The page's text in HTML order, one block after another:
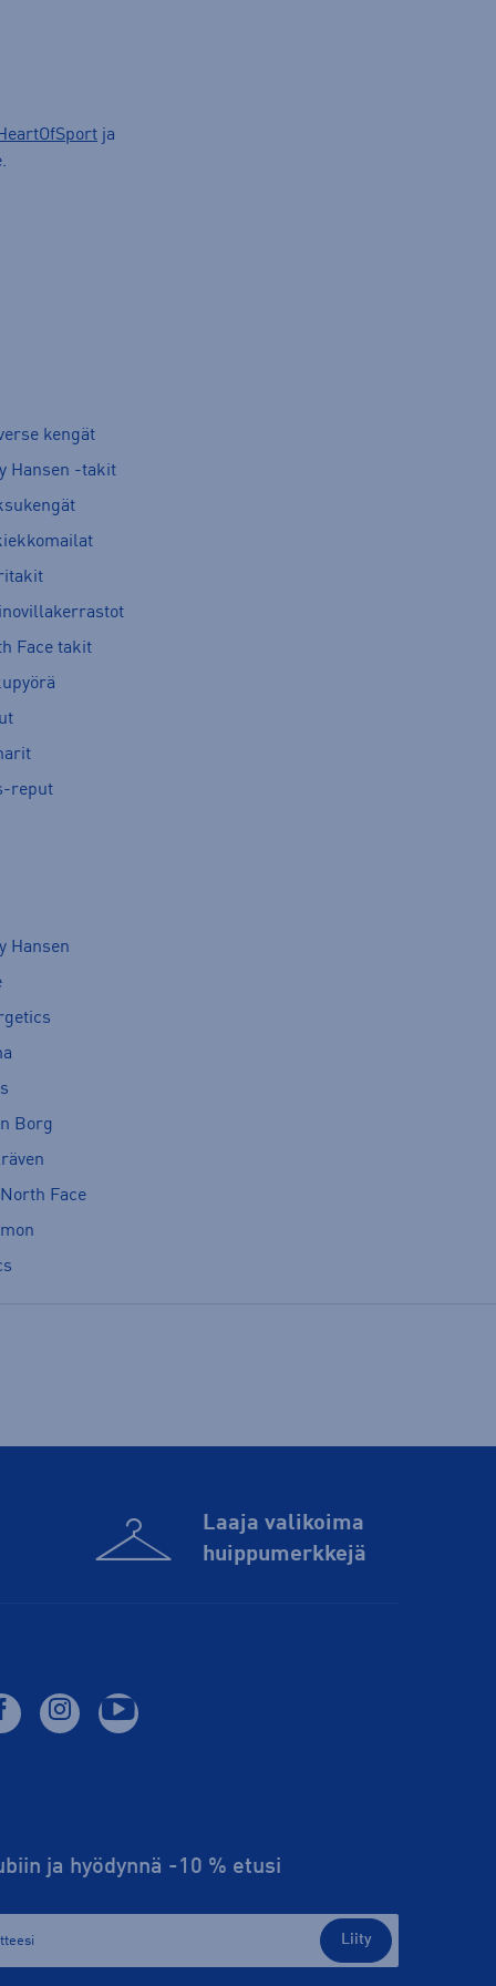
ja
kengät
Hansen -takit
Face takit
reput
Hansen
Borg
Face
Laaja valikoima
huippu­merkkejä
ja hyödynnä -10 % etusi
Liity